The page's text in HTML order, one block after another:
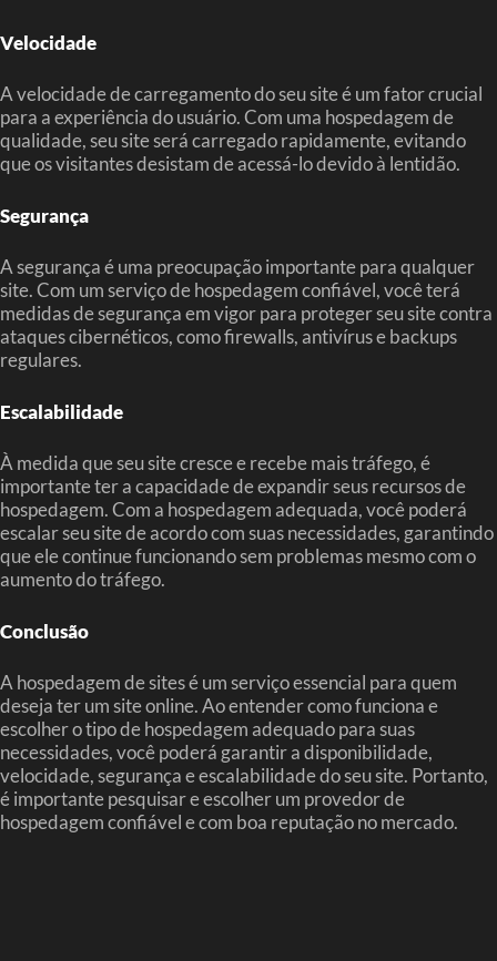
Velocidade
A velocidade de carregamento do seu site é um fator crucial
para a experiência do usuário. Com uma hospedagem de
qualidade, seu site será carregado rapidamente, evitando
que os visitantes desistam de acessá-lo devido à lentidão.
Segurança
A segurança é uma preocupação importante para qualquer
site. Com um serviço de hospedagem confiável, você terá
medidas de segurança em vigor para proteger seu site contra
ataques cibernéticos, como firewalls, antivírus e backups
regulares.
Escalabilidade
À medida que seu site cresce e recebe mais tráfego, é
importante ter a capacidade de expandir seus recursos de
hospedagem. Com a hospedagem adequada, você poderá
escalar seu site de acordo com suas necessidades, garantindo
que ele continue funcionando sem problemas mesmo com o
aumento do tráfego.
Conclusão
A hospedagem de sites é um serviço essencial para quem
deseja ter um site online. Ao entender como funciona e
escolher o tipo de hospedagem adequado para suas
necessidades, você poderá garantir a disponibilidade,
velocidade, segurança e escalabilidade do seu site. Portanto,
é importante pesquisar e escolher um provedor de
hospedagem confiável e com boa reputação no mercado.